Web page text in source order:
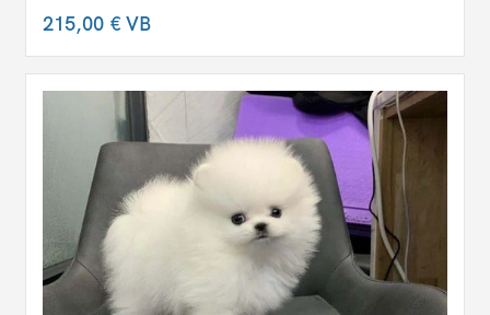
215,00 €VB